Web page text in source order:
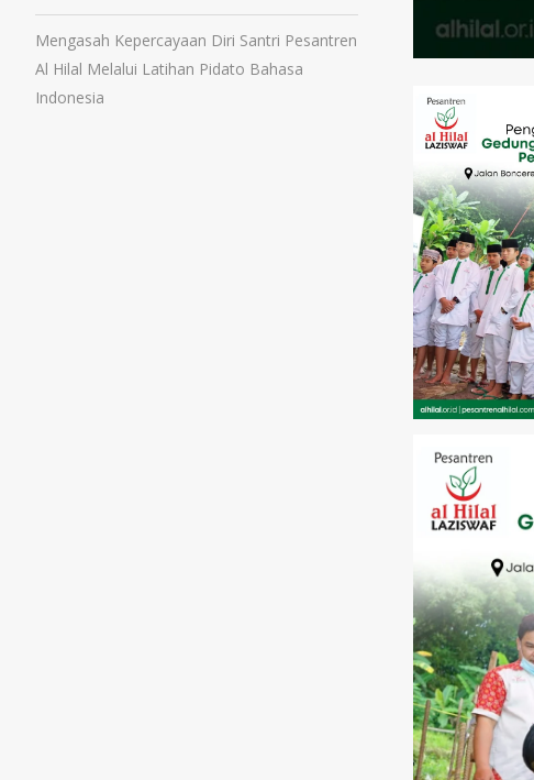
Mengasah Kepercayaan Diri Santri Pesantren
Al Hilal Melalui Latihan Pidato Bahasa
Indonesia